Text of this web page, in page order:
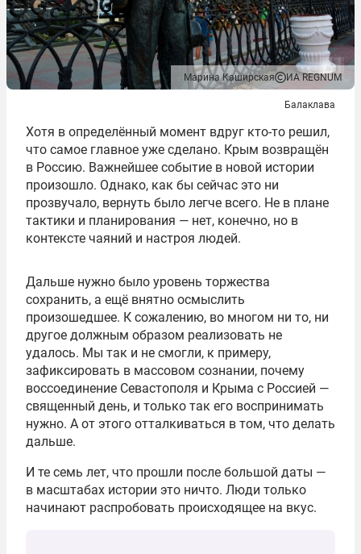
Марина Каширская ИА REGNUM
Балаклава
Хотя в определённый момент вдруг кто-то решил,
что самое главное уже сделано. Крым возвращён
в Россию. Важнейшее событие в новой истории
произошло. Однако, как бы сейчас это ни
прозвучало, вернуть было легче всего. Не в плане
тактики и планирования — нет, конечно, но в
контексте чаяний и настроя людей.
Дальше нужно было уровень торжества
сохранить, а ещё внятно осмыслить
произошедшее. К сожалению, во многом ни то, ни
другое должным образом реализовать не
удалось. Мы так и не смогли, к примеру,
зафиксировать в массовом сознании, почему
воссоединение Севастополя и Крыма с Россией —
священный день, и только так его воспринимать
нужно. А от этого отталкиваться в том, что делать
дальше.
И те семь лет, что прошли после большой даты —
в масштабах истории это ничто. Люди только
начинают распробовать происходящее на вкус.